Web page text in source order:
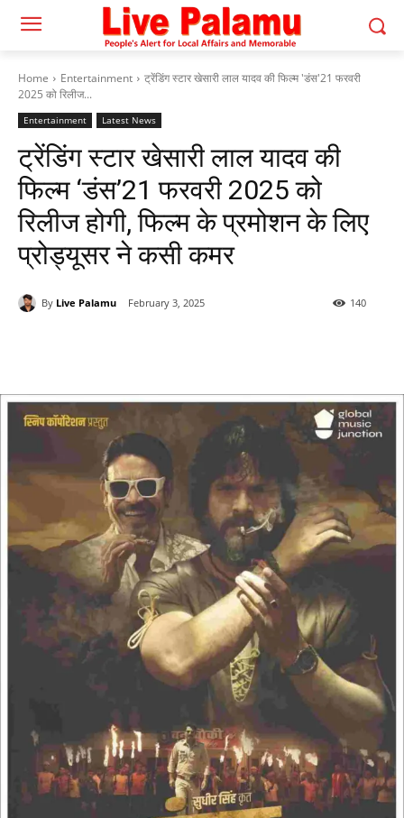
Home Entertainment
ट्रेंडिंग स्टार खेसारी लाल यादव की फिल्म 'डंस'21 फरवरी
2025 को रिलीज...
Entertainment Latest News
ट्रेंडिंग स्टार खेसारी लाल यादव की
फिल्म ‘डंस’21 फरवरी 2025 को
रिलीज होगी, फिल्म के प्रमोशन के लिए
प्रोड्यूसर ने कसी कमर
By Live Palamu February 3, 2025 140